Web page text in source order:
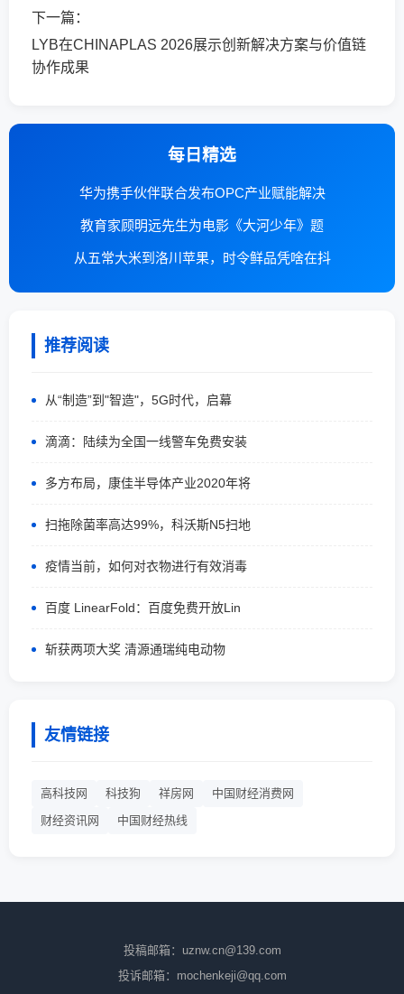
下一篇：
LYB在CHINAPLAS 2026展示创新解决方案与价值链
协作成果
每日精选
华为携手伙伴联合发布OPC产业赋能解决
教育家顾明远先生为电影《大河少年》题
从五常大米到洛川苹果，时令鲜品凭啥在抖
推荐阅读
从“制造”到"智造"，5G时代，启幕
滴滴：陆续为全国一线警车免费安装
多方布局，康佳半导体产业2020年将
扫拖除菌率高达99%，科沃斯N5扫地
疫情当前，如何对衣物进行有效消毒
百度 LinearFold：百度免费开放Lin
斩获两项大奖 清源通瑞纯电动物
友情链接
高科技网 科技狗 祥房网
中国财经消费网
财经资讯网
中国财经热线
投稿邮箱：uznw.cn@139.com
投诉邮箱：mochenkeji@qq.com